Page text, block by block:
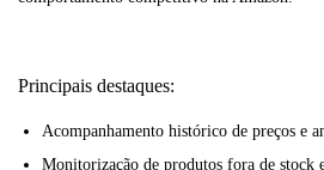
Principais destaques:
Acompanhamento histórico de preços e
Monitorização de produtos fora de stock